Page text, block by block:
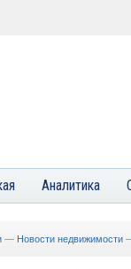
Аналитика
— Новости недвижимости